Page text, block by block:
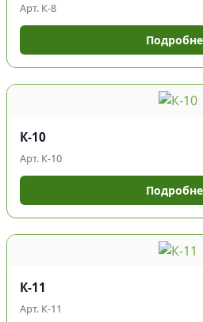
Арт. К-8
К-10
Арт. К-10
К-11
Арт. К-11